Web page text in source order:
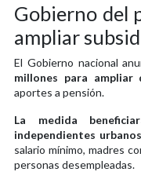
Gobierno del
ampliar
El Gobierno nacional
millones para ampliar
aportes a pensión.
La medida
independientes
salario mínimo, madres
personas desempleadas.